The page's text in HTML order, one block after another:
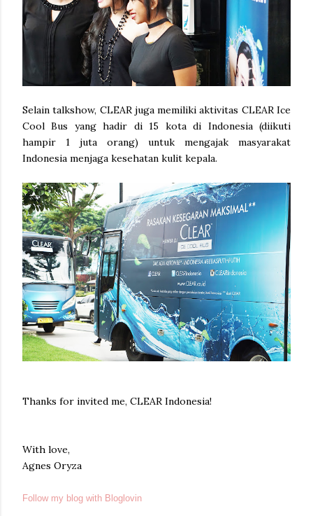
Selain talkshow, CLEAR juga memiliki aktivitas CLEAR Ice
Cool Bus yang hadir di 15 kota di Indonesia (diikuti
hampir 1 juta orang) untuk mengajak masyarakat
Indonesia menjaga kesehatan kulit kepala.
Thanks for invited me, CLEAR Indonesia!
With love,
Agnes Oryza
Follow my blog with Bloglovin